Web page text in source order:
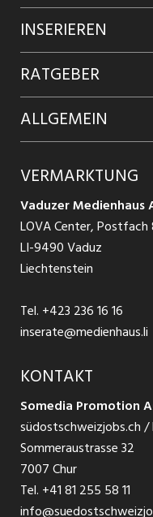
Jobs suchen
Jobabo
Firmen entdecken
Jobs in Graubünden
Jobs in St. Gallen
Jobs in Glarus
Jobs in der Südostschweiz
Temporär Jobs
Teilzeit Jobs
Praktikum
INSERIEREN
Kundenlogin
Inserieren
Produkte
Schnittstelle
RATGEBER
Glossar
Ratgeber Bewerbung /
ALLGEMEIN
AGB
Nutzungsbedingungen
Impressum
VERMARKTUNG
Vaduzer Medienhaus
LOVA Center,
LI-9490 Vaduz
Liechtenstein
Tel. +423 236 16 16
inserate@medienhaus.li
KONTAKT
Somedia Promotion
südostschweizjobs.ch /
Sommeraustrasse 32
7007 Chur
Tel. +41 81 255 58 11